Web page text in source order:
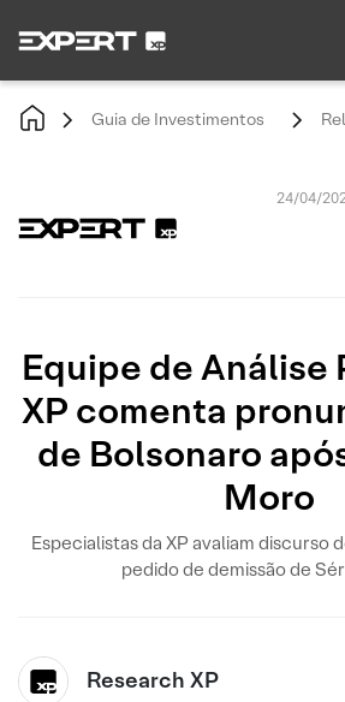
Guia de Investimentos
24/04/
Equipe de Análise
XP comenta
de Bolsonaro
Moro
Especialistas da XP avaliam discurso
pedido de demissão de
Research XP